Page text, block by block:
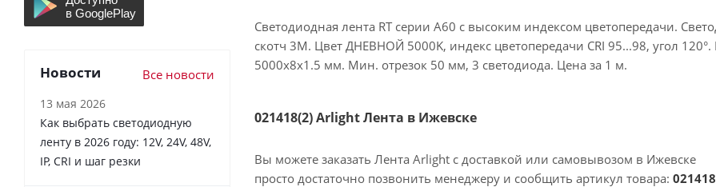
Светодиодная лента RT серии A60 с высоким индексом цветопередачи.
скотч 3М. Цвет ДНЕВНОЙ 5000K, индекс цветопередачи CRI 95...98, угол
5000х8х1.5 мм. Мин. отрезок 50 мм, 3 светодиода. Цена за 1 м.
021418(2) Arlight Лента в Ижевске
Вы можете заказать Лента Arlight с доставкой или самовывозом в Ижевске
просто достаточно позвонить менеджеру и сообщить артикул товара:
Новости Все новости
13 мая 2026
Как выбрать светодиодную
ленту в 2026 году: 12V, 24V, 48V,
IP, CRI и шаг резки